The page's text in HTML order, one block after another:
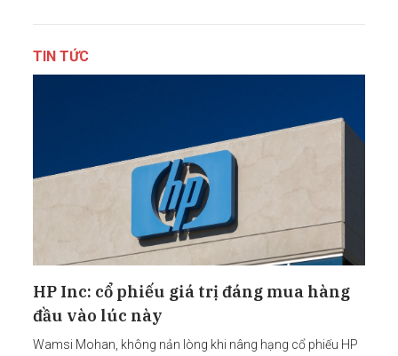
TIN TỨC
HP Inc: cổ phiếu giá trị đáng mua hàng
đầu vào lúc này
Wamsi Mohan, không nản lòng khi nâng hạng cổ phiếu HP